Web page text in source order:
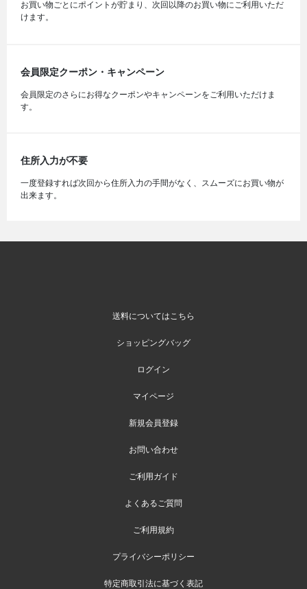
お買い物ごとにポイントが貯まり、次回以降のお買い物にご利用いただ
けます。
会員限定クーポン・キャンペーン
会員限定のさらにお得なクーポンやキャンペーンをご利用いただけま
す。
住所入力が不要
一度登録すれば次回から住所入力の手間がなく、スムーズにお買い物が
出来ます。
送料についてはこちら
ショッピングバッグ
ログイン
マイページ
新規会員登録
お問い合わせ
ご利用ガイド
よくあるご質問
ご利用規約
プライバシーポリシー
特定商取引法に基づく表記